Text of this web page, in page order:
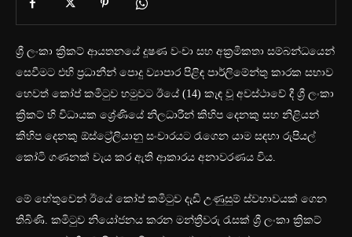
ශ්‍රී ලංකා ක්‍රිකට් ආයතනයේ දූෂණ වංචා සහ අක්‍රමිකතා සම්බන්ධයෙන්
සෙවීමට එහි ප්‍රධානීන් පොදු ව්‍යාපාර පිළිඳ පාර්ලිමේන්තු කාරක සභාව
හෙවත් කෝප් කමිටුව හමුවට ඊයේ (14) කැඳ වූ අවස්ථාවේ දී ශ්‍රී ලංකා
ක්‍රිකට් හි විධායක ශ්‍රේණියේ නිලධාරීන් කිහිප දෙනකු සහ නිළියන්
කිහිප දෙනකු ඕස්ට්‍රේලියානු සංචාරයට රැගෙන යාම සඳහා රුපියල්
‍කෝටි ගණනක් වැය කර ඇති ආකාරය අනාවරණය විය.
මේ හේතුවෙන් ඊයේ කෝප් කමිටුව දැඩි උණුසුම් ස්වභාවයක් ගෙන
තිබිණි. කමිටුව නියෝජනය කරන මන්ත්‍රීවරු රැසක් ශ්‍රී ලංකා ක්‍රිකට්